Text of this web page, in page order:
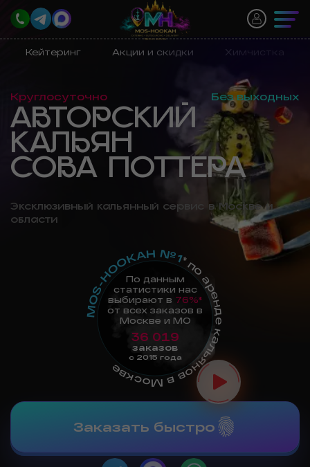
Кейтеринг Акции и скидки Химчистка
Круглосуточно Без выходных
АВТОРСКИЙ
КАЛЬЯН
СОВА ПОТТЕРА
MOS-HOOKAH №1
* по аренде кальянов в Москве
По данным
статистики нас
выбирают в 76%*
от всех заказов в
Москве и МО
36 019
заказов
с 2015 года
Заказать быстро
MOS-